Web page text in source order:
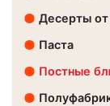
Десерты
Паста
Постные